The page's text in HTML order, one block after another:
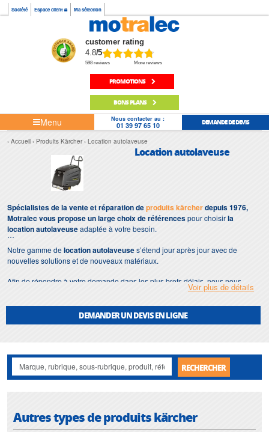
Société Espace client Ma sélection
customer rating
4.8/5
598 reviews More reviews
PROMOTIONS
BONS PLANS
Menu Nous contacter au :
01 39 97 65 10 DEMANDE DE DEVIS
Accueil Produits Kärcher Location autolaveuse
Location autolaveuse
Spécialistes de la vente et réparation deproduits kärcherdepuis 1976,
Motralec vous propose un large choix de référencespour choisirla
location autolaveuseadaptée à votre besoin.
Notre gamme delocation autolaveuses’étend jour après jour avec de
nouvelles solutions et de nouveaux matériaux.
Afin de répondre à votre demande dans les plus brefs délais, nous nous
location autolaveuse
met également à votre disposition son service de
maintenance delocation autolaveuse.
contraintes sont un gage d'efficacité, et garantissent l'absence de perturbation
de vos installations delocation autolaveuse
Voir plus de détails
DEMANDER UN DEVIS EN LIGNE
RECHERCHER
Autres types de produits kärcher